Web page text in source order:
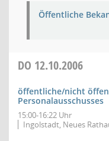
Öffentliche
DO 12.10.2006
öffentliche/nicht
Personalausschusses
15:00-16:22 Uhr
Ingolstadt, Neues